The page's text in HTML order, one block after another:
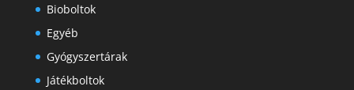
Bioboltok
Egyéb
Gyógyszertárak
Játékboltok